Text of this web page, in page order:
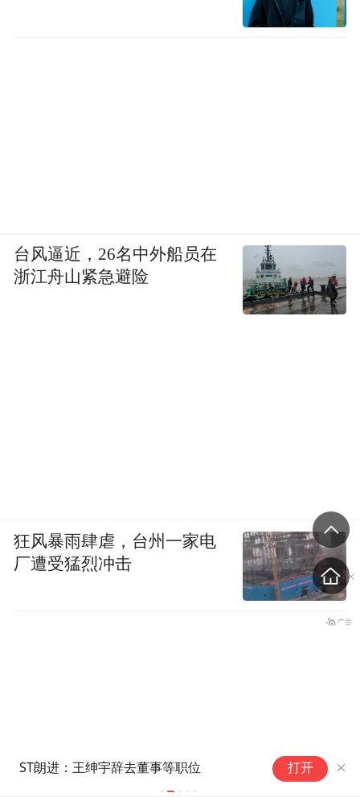
ST朗进：王绅宇辞去董事等职位 打开
台风逼近，26名中外船员在
浙江舟山紧急避险
狂风暴雨肆虐，台州一家电
厂遭受猛烈冲击